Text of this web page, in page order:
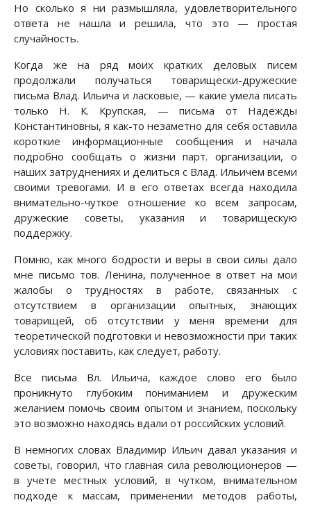
Но сколько я ни размышляла, удовлетворительного
ответа не нашла и решила, что это — простая
случайность.
Когда же на ряд моих кратких деловых писем
продолжали получаться товарищески-дружеские
письма Влад. Ильича и ласковые, — какие умела писать
только Н. К. Крупская, — письма от Надежды
Константиновны, я как-то незаметно для себя оставила
короткие информационные сообщения и начала
подробно сообщать о жизни парт. организации, о
наших затруднениях и делиться с Влад. Ильичем всеми
своими тревогами. И в его ответах всегда находила
внимательно-чуткое отношение ко всем запросам,
дружеские советы, указания и товарищескую
поддержку.
Помню, как много бодрости и веры в свои силы дало
мне письмо тов. Ленина, полученное в ответ на мои
жалобы о трудностях в работе, связанных с
отсутствием в организации опытных, знающих
товарищей, об отсутствии у меня времени для
теоретической подготовки и невозможности при таких
условиях поставить, как следует, работу.
Все письма Вл. Ильича, каждое слово его было
проникнуто глубоким пониманием и дружеским
желанием помочь своим опытом и знанием, поскольку
это возможно находясь вдали от российских условий.
В немногих словах Владимир Ильич давал указания и
советы, говорил, что главная сила революционеров —
в учете местных условий, в чутком, внимательном
подходе к массам, применении методов работы,